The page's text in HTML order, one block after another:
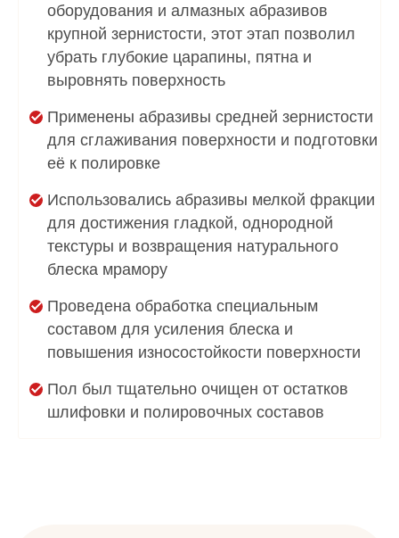
оборудования и алмазных абразивов
крупной зернистости, этот этап позволил
убрать глубокие царапины, пятна и
выровнять поверхность
Применены абразивы средней зернистости
для сглаживания поверхности и подготовки
её к полировке
Использовались абразивы мелкой фракции
для достижения гладкой, однородной
текстуры и возвращения натурального
блеска мрамору
Проведена обработка специальным
составом для усиления блеска и
повышения износостойкости поверхности
Пол был тщательно очищен от остатков
шлифовки и полировочных составов